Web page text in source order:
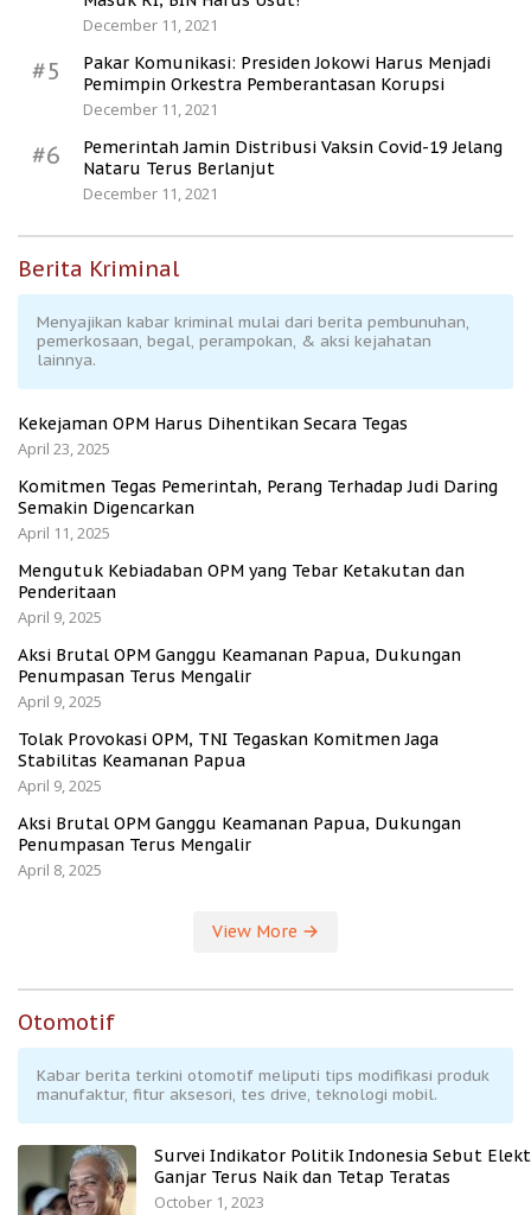
December 11, 2021
#5
Pakar Komunikasi: Presiden Jokowi Harus Menjadi
Pemimpin Orkestra Pemberantasan Korupsi
December 11, 2021
#6
Pemerintah Jamin Distribusi Vaksin Covid-19 Jelang
Nataru Terus Berlanjut
December 11, 2021
Berita Kriminal
Menyajikan kabar kriminal mulai dari berita pembunuhan,
pemerkosaan, begal, perampokan, & aksi kejahatan
lainnya.
Kekejaman OPM Harus Dihentikan Secara Tegas
April 23, 2025
Komitmen Tegas Pemerintah, Perang Terhadap Judi Daring
Semakin Digencarkan
April 11, 2025
Mengutuk Kebiadaban OPM yang Tebar Ketakutan dan
Penderitaan
April 9, 2025
Aksi Brutal OPM Ganggu Keamanan Papua, Dukungan
Penumpasan Terus Mengalir
April 9, 2025
Tolak Provokasi OPM, TNI Tegaskan Komitmen Jaga
Stabilitas Keamanan Papua
April 9, 2025
Aksi Brutal OPM Ganggu Keamanan Papua, Dukungan
Penumpasan Terus Mengalir
April 8, 2025
View More
Otomotif
Kabar berita terkini otomotif meliputi tips modifikasi produk
manufaktur, fitur aksesori, tes drive, teknologi mobil.
Survei Indikator Politik Indonesia Sebut
Ganjar Terus Naik dan Tetap Teratas
October 1, 2023